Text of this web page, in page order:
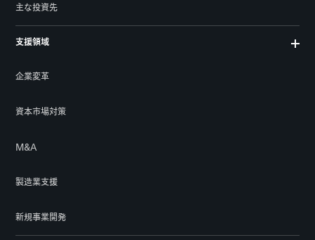
主な投資先
支援領域
企業変革
資本市場対策
M&A
製造業支援
新規事業開発